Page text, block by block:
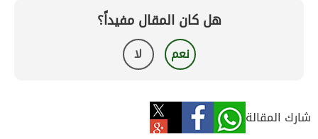
هل كان المقال مفيداً؟
نعم لا
شارك المقالة